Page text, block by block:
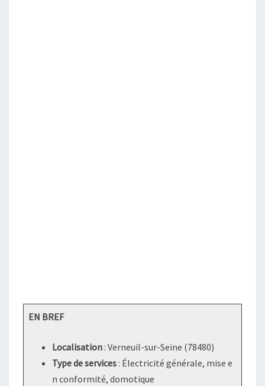
EN BREF
Localisation : Verneuil-sur-Seine (78480)
Type de services : Électricité générale, mise e
n conformité, domotique